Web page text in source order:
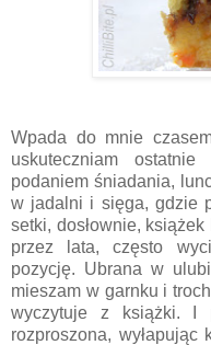
Wpada do mnie
uskuteczniam
podaniem śniadania,
w jadalni i sięga, gdzie
setki, dosłownie,
przez lata, często
pozycję. Ubrana w
mieszam w garnku i
wyczytuje z książki. I
rozproszona, wyłapując